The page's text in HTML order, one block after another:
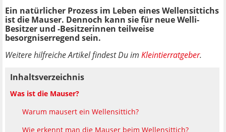
Ein natürlicher Prozess im Leben eines Wellensittichs
ist die Mauser. Dennoch kann sie für neue Welli-
Besitzer und -Besitzerinnen teilweise
besorgniserregend sein.
Weitere hilfreiche Artikel findest Du im Kleintierratgeber.
Inhaltsverzeichnis
Was ist die Mauser?
Warum mausert ein Wellensittich?
Wie erkennt man die Mauser beim Wellensittich?